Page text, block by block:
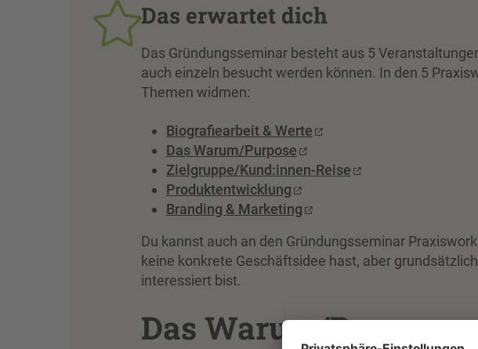
Das erwartet dich
Das Gründungsseminar besteht aus 5
auch einzeln besucht werden können. In den 5
Themen widmen:
Biografiearbeit & Werte
Das Warum/Purpose
Zielgruppe/Kund:innen-Reise
Produktentwicklung
Branding & Marketing
Du kannst auch an den Gründungsseminar
keine konkrete Geschäftsidee hast, aber
interessiert bist.
Das Warum/Purpose